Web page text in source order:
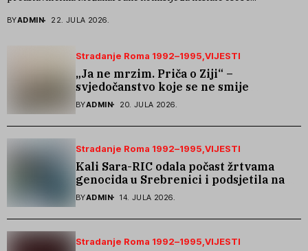
BYADMIN 22. JULA 2026.
Stradanje Roma 1992–1995 VIJESTI
„Ja ne mrzim. Priča o Ziji“ –
svjedočanstvo koje se ne smije
zaboraviti
BYADMIN 20. JULA 2026.
Stradanje Roma 1992–1995 VIJESTI
Kali Sara-RIC odala počast žrtvama
genocida u Srebrenici i podsjetila na
stradanje Roma iz Skočića
BYADMIN 14. JULA 2026.
Stradanje Roma 1992–1995 VIJESTI